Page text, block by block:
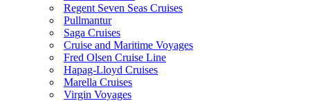
Regent Seven Seas Cruises
Pullmantur
Saga Cruises
Cruise and Maritime Voyages
Fred Olsen Cruise Line
Hapag-Lloyd Cruises
Marella Cruises
Virgin Voyages